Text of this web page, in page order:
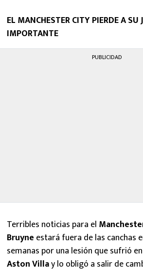
FUTBOL INTERNACIONAL
MEXICANOS EN EL EXTRANJERO
EL MANCHESTER CITY PIERDE A
IMPORTANTE
PUBLICIDAD
Terribles noticias para el
Bruyne estará fuera de las canchas
semanas por una lesión que sufrió
Aston Villay lo obligó a salir de